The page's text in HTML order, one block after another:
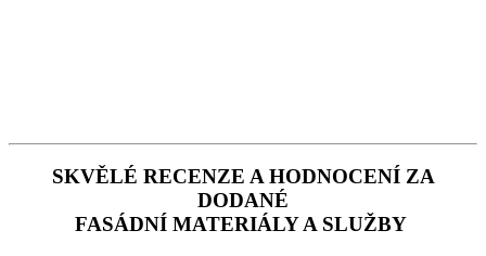
SKVĚLÉ RECENZE A HODNOCENÍ ZA
DODANÉ
FASÁDNÍ MATERIÁLY A SLUŽBY